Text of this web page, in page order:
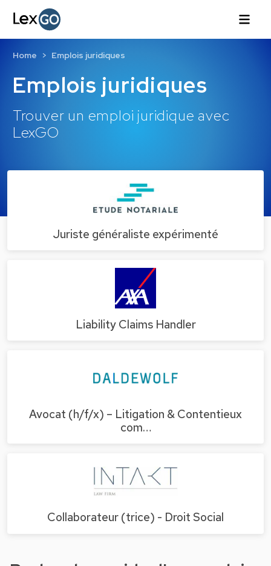
Emplois juridiques
Trouver un emploi juridique avec
LexGO
Home Emplois juridiques
Juriste généraliste expérimenté
Liability Claims Handler
Avocat (h/f/x) – Litigation & Contentieux
com…
Collaborateur (trice) - Droit Social